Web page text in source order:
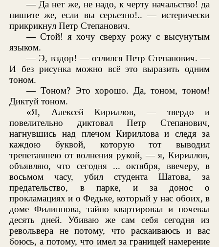
— Да нет же, не надо, к черту начальство! да
пишите же, если вы серьезно!.. — истерически
прикрикнул Петр Степанович.
— Стой! я хочу сверху рожу с высунутым
языком.
— Э, вздор! — озлился Петр Степанович. —
И без рисунка можно всё это выразить одним
тоном.
— Тоном? Это хорошо. Да, тоном, тоном!
Диктуй тоном.
«Я, Алексей Кириллов, — твердо и
повелительно диктовал Петр Степанович,
нагнувшись над плечом Кириллова и следя за
каждою буквой, которую тот выводил
трепетавшею от волнения рукой, — я, Кириллов,
объявляю, что сегодня ... октября, ввечеру, в
восьмом часу, убил студента Шатова, за
предательство, в парке, и за донос о
прокламациях и о Федьке, который у нас обоих, в
доме Филиппова, тайно квартировал и ночевал
десять дней. Убиваю же сам себя сегодня из
револьвера не потому, что раскаиваюсь и вас
боюсь, а потому, что имел за границей намерение